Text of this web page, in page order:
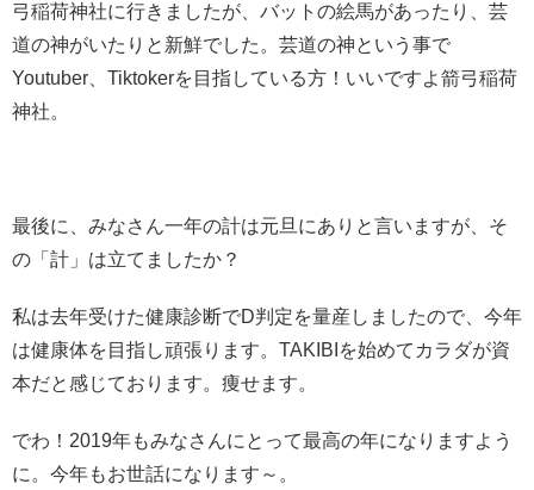
弓稲荷神社に行きましたが、バットの絵馬があったり、芸
道の神がいたりと新鮮でした。芸道の神という事で
Youtuber、Tiktokerを目指している方！いいですよ箭弓稲荷
神社。
最後に、みなさん一年の計は元旦にありと言いますが、そ
の「計」は立てましたか？
私は去年受けた健康診断でD判定を量産しましたので、今年
は健康体を目指し頑張ります。TAKIBIを始めてカラダが資
本だと感じております。痩せます。
でわ！2019年もみなさんにとって最高の年になりますよう
に。今年もお世話になります～。